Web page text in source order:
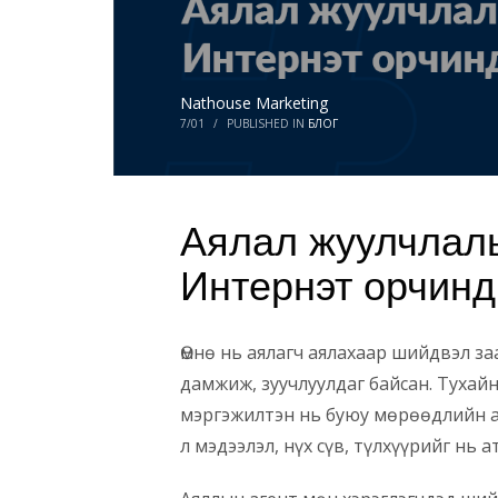
Nathouse Marketing
7/01 / PUBLISHED IN БЛОГ
Аялал
Интернэт
Өмнө нь аялагч аялахаар шийдвэл
дамжиж, зуучлуулдаг байсан.
мэргэжилтэн нь буюу мөрөөдлийн
л мэдээлэл, нүх сүв, түлхүүрийг нь